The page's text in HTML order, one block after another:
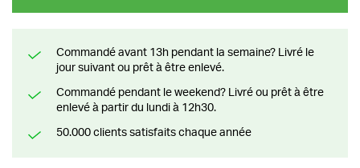
Commandé avant 13h pendant la semaine? Livré le
jour suivant ou prêt à être enlevé.
Commandé pendant le weekend? Livré ou prêt à être
enlevé à partir du lundi à 12h30.
50.000 clients satisfaits chaque année